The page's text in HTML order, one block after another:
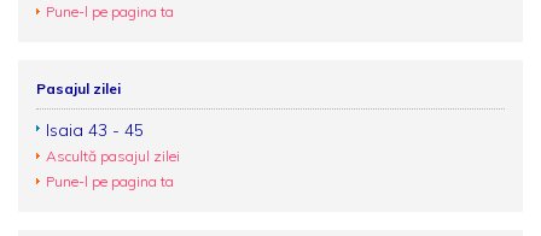
Pune-l pe pagina ta
Pasajul zilei
Isaia 43 - 45
Ascultă pasajul zilei
Pune-l pe pagina ta